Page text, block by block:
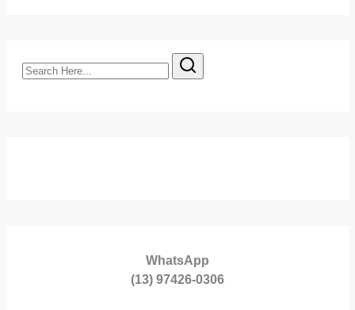
Search
Here...
WhatsApp
(13) 97426-0306